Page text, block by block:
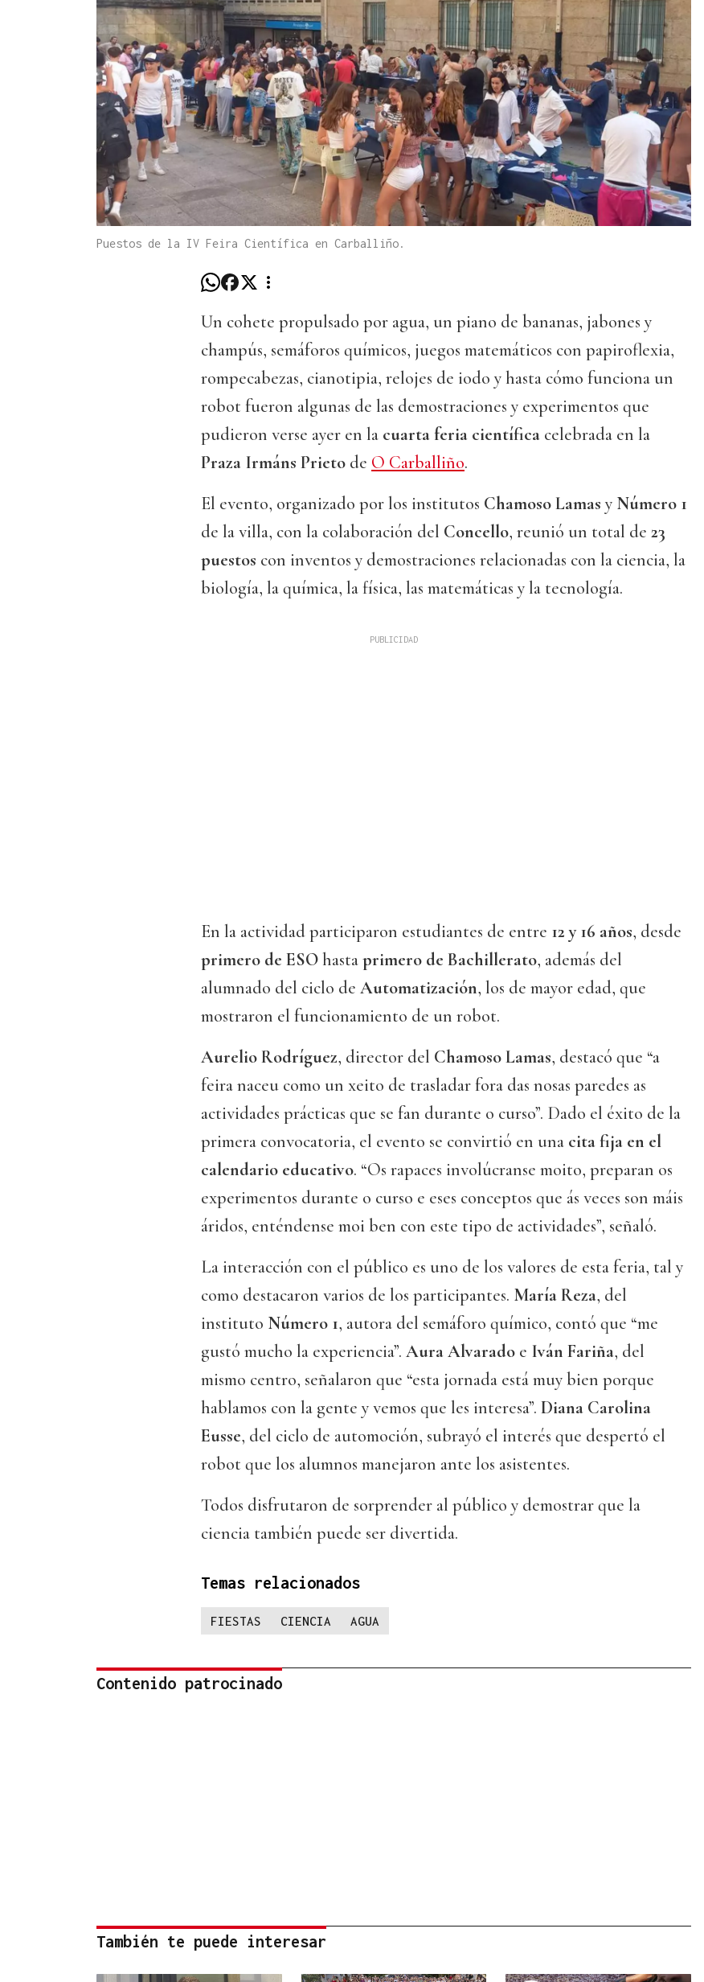
Puestos de la IV Feira Científica en Carballiño.
Un cohete propulsado por agua, un piano de bananas, jabones y
champús, semáforos químicos, juegos matemáticos con papiroflexia,
rompecabezas, cianotipia, relojes de iodo y hasta cómo funciona un
robot fueron algunas de las demostraciones y experimentos que
pudieron verse ayer en la cuarta feria científica celebrada en la
Praza Irmáns Prieto de O Carballiño.
El evento, organizado por los institutos Chamoso Lamas y Número 1
de la villa, con la colaboración del Concello, reunió un total de 23
puestos con inventos y demostraciones relacionadas con la ciencia, la
biología, la química, la física, las matemáticas y la tecnología.
En la actividad participaron estudiantes de entre 12 y 16 años, desde
primero de ESOhastaprimero de Bachillerato, además del
alumnado del ciclo de Automatización, los de mayor edad, que
mostraron el funcionamiento de un robot.
Aurelio Rodríguez, director del Chamoso Lamas, destacó que “a
feira naceu como un xeito de trasladar fora das nosas paredes as
actividades prácticas que se fan durante o curso”. Dado el éxito de la
primera convocatoria, el evento se convirtió en una cita fija en el
calendario educativo. “Os rapaces involúcranse moito, preparan os
experimentos durante o curso e eses conceptos que ás veces son máis
áridos, enténdense moi ben con este tipo de actividades”, señaló.
La interacción con el público es uno de los valores de esta feria, tal y
como destacaron varios de los participantes. María Reza, del
instituto Número 1, autora del semáforo químico, contó que “me
gustó mucho la experiencia”. Aura Alvarado e Iván Fariña, del
mismo centro, señalaron que “esta jornada está muy bien porque
hablamos con la gente y vemos que les interesa”. Diana Carolina
Eusse, del ciclo de automoción, subrayó el interés que despertó el
robot que los alumnos manejaron ante los asistentes.
Todos disfrutaron de sorprender al público y demostrar que la
ciencia también puede ser divertida.
Temas relacionados
FIESTAS CIENCIA AGUA
Contenido patrocinado
También te puede interesar